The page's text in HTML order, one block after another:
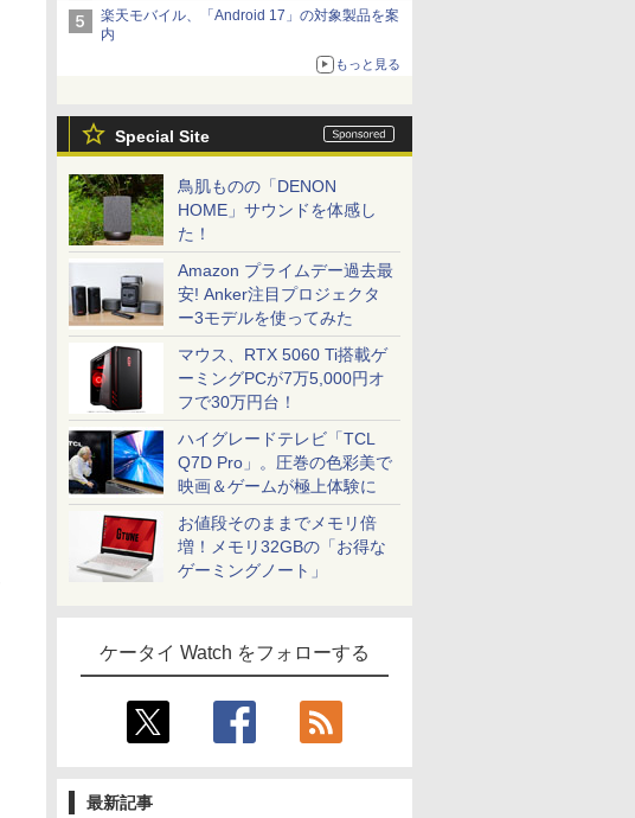
楽天モバイル、「Android 17」の対象製品を案
内
もっと見る
Special Site
鳥肌ものの「DENON
HOME」サウンドを体感し
た！
Amazon プライムデー過去最
安! Anker注目プロジェクタ
ー3モデルを使ってみた
マウス、RTX 5060 Ti搭載ゲ
ーミングPCが7万5,000円オ
フで30万円台！
ハイグレードテレビ「TCL
Q7D Pro」。圧巻の色彩美で
映画＆ゲームが極上体験に
お値段そのままでメモリ倍
増！メモリ32GBの「お得な
ゲーミングノート」
ケータイ Watch をフォローする
最新記事